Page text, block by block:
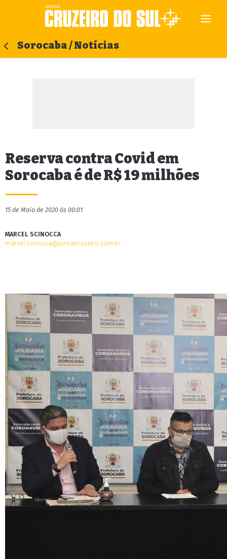
Sorocaba / Notícias
Reserva contra Covid em
Sorocaba é de R$ 19 milhões
15 de Maio de 2020 às 00:01
MARCEL SCINOCCA
marcel.scinocca@jornalcruzeiro.com.br